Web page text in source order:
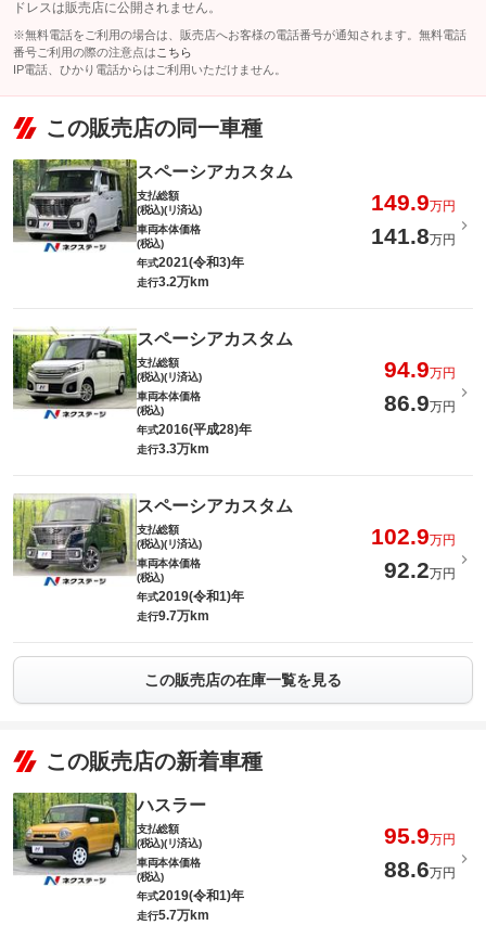
ドレスは販売店に公開されません。
※無料電話をご利用の場合は、販売店へお客様の電話番号が通知されます。無料電話
番号ご利用の際の注意点は こちら
IP電話、ひかり電話からはご利用いただけません。
この販売店の同一車種
スペーシアカスタム
支払総額
(税込)(リ済込)
149.9万円
車両本体価格
(税込)
141.8万円
年式2021(令和3)年
走行3.2万km
スペーシアカスタム
支払総額
(税込)(リ済込)
94.9万円
車両本体価格
(税込)
86.9万円
年式2016(平成28)年
走行3.3万km
スペーシアカスタム
支払総額
(税込)(リ済込)
102.9万円
車両本体価格
(税込)
92.2万円
年式2019(令和1)年
走行9.7万km
この販売店の在庫一覧を見る
この販売店の新着車種
ハスラー
支払総額
(税込)(リ済込)
95.9万円
車両本体価格
(税込)
88.6万円
年式2019(令和1)年
走行5.7万km